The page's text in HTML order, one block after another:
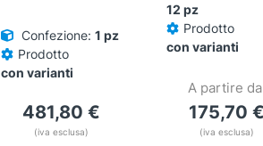
Confezione: 1 pz
Prodotto
con varianti
481,80€
(iva esclusa)
12 pz
Prodotto
con varianti
A partire
175,70
(iva esclusa)